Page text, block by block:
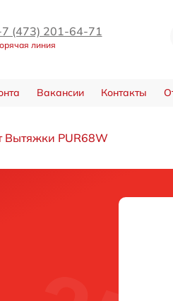
(473) 201-64-71
линия
Вакансии Контакты
Вытяжки PUR68W